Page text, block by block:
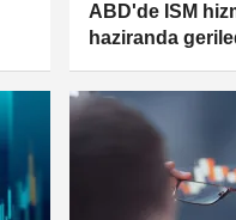
ABD'de ISM
haziranda